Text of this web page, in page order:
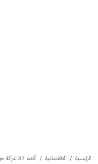
الرئيسية / الاقتصادية / أقدم 37 شركة حول العالم... عمر بعضها يتجاوز 1000عام